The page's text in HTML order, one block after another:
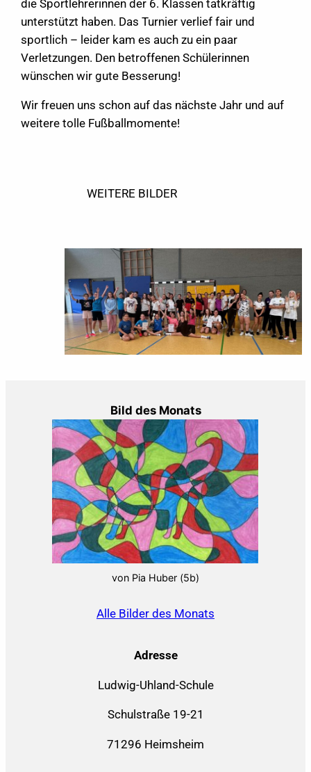
die Sportlehrerinnen der 6. Klassen tatkräftig
unterstützt haben. Das Turnier verlief fair und
sportlich – leider kam es auch zu ein paar
Verletzungen. Den betroffenen Schülerinnen
wünschen wir gute Besserung!
Wir freuen uns schon auf das nächste Jahr und auf
weitere tolle Fußballmomente!
WEITERE BILDER
Bild des Monats
von Pia Huber (5b)
Alle Bilder des Monats
Adresse
Ludwig-Uhland-Schule
Schulstraße 19-21
71296 Heimsheim